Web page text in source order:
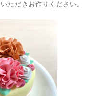
ただきお作りください。